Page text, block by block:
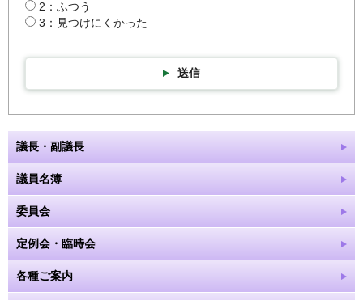
2：ふつう
3：見つけにくかった
送信
議長・副議長
議員名簿
委員会
定例会・臨時会
各種ご案内